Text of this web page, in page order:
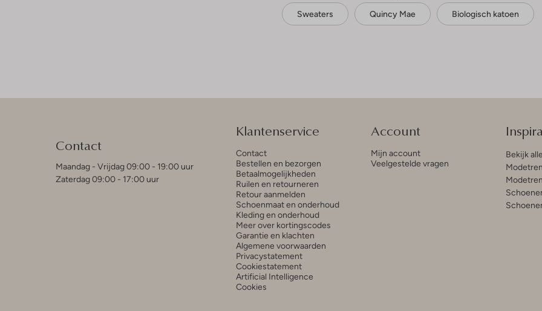
Sweaters Quincy Mae Biologisch katoen
Contact
Maandag - Vrijdag 09:00 - 19:00 uur
Zaterdag 09:00 - 17:00 uur
Klantenservice
Contact
Bestellen en bezorgen
Betaalmogelijkheden
Ruilen en retourneren
Retour aanmelden
Schoenmaat en onderhoud
Kleding en onderhoud
Meer over kortingscodes
Garantie en klachten
Algemene voorwaarden
Privacystatement
Cookiestatement
Artificial Intelligence
Cookies
Account
Mijn account
Veelgestelde vragen
Bekijk